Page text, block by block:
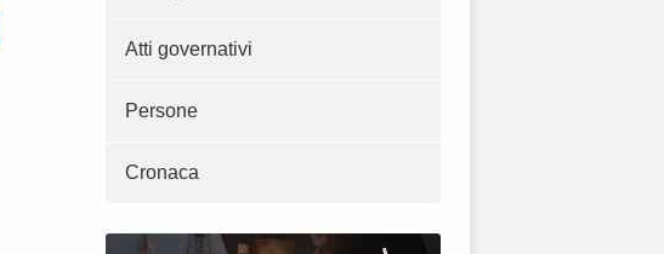
Atti governativi
Persone
Cronaca